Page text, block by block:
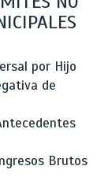
por Hijo
de
Brutos